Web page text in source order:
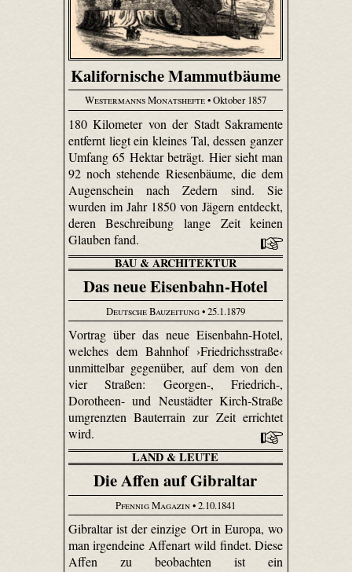
Kalifornische Mammutbäume
Westermanns Monatshefte• Oktober 1857
180 Kilometer von der Stadt Sakramente
entfernt liegt ein kleines Tal, dessen ganzer
Umfang 65 Hektar beträgt. Hier sieht man
92 noch stehende Riesenbäume, die dem
Augenschein nach Zedern sind. Sie
wurden im Jahr 1850 von Jägern entdeckt,
deren Beschreibung lange Zeit keinen
Glauben fand.
BAU & ARCHITEKTUR
Das neue Eisenbahn-Hotel
Deutsche Bauzeitung• 25.1.1879
Vortrag über das neue Eisenbahn-Hotel,
welches dem Bahnhof ›Friedrichsstraße‹
unmittelbar gegenüber, auf dem von den
vier Straßen: Georgen-, Friedrich-,
Dorotheen- und Neustädter Kirch-Straße
umgrenzten Bauterrain zur Zeit errichtet
wird.
LAND & LEUTE
Die Affen auf Gibraltar
Pfennig Magazin• 2.10.1841
Gibraltar ist der einzige Ort in Europa, wo
man irgendeine Affenart wild findet. Diese
Affen zu beobachten ist ein